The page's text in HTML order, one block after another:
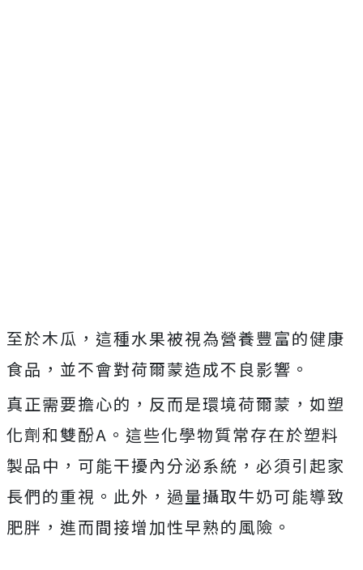
至於木瓜，這種水果被視為營養豐富的健康
食品，並不會對荷爾蒙造成不良影響。
真正需要擔心的，反而是環境荷爾蒙，如塑
化劑和雙酚A。這些化學物質常存在於塑料
製品中，可能干擾內分泌系統，必須引起家
長們的重視。此外，過量攝取牛奶可能導致
肥胖，進而間接增加性早熟的風險。